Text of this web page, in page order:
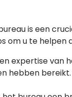
is een
om u te helpen
expertise van
hebben